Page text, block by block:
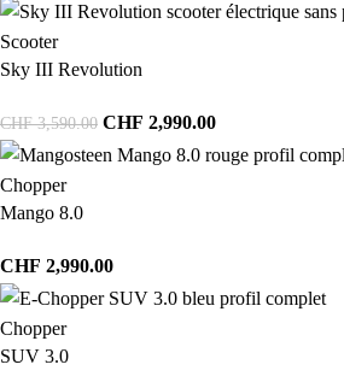
Scooter
Sky III Revolution
CHF3,590.00 CHF 2,990.00
Chopper
Mango 8.0
CHF 2,990.00
Chopper
SUV 3.0